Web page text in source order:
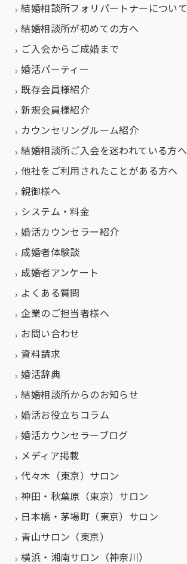
結婚相談所フォリパートナーについて
結婚相談所が初めての方へ
ご入会からご成婚まで
婚活パーティー
既存会員様紹介
新規会員様紹介
カウンセリングルーム紹介
結婚相談所ご入会を迷われている方へ
他社をご利用されたことがある方へ
親御様へ
システム・料金
婚活カウンセラー紹介
成婚者体験談
成婚者アンケート
よくある質問
企業のご担当者様へ
お問い合わせ
資料請求
婚活辞典
結婚相談所からのお知らせ
婚活お役立ちコラム
婚活カウンセラーブログ
メディア掲載
代々木（東京）サロン
神田・秋葉原（東京）サロン
日本橋・茅場町（東京）サロン
青山サロン（東京）
横浜・湘南サロン（神奈川）